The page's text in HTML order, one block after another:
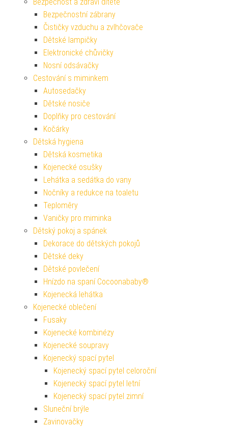
Bezpečnostní zábrany
Čističky vzduchu a zvlhčovače
Dětské lampičky
Elektronické chůvičky
Nosní odsávačky
Cestování s miminkem
Autosedačky
Dětské nosiče
Doplňky pro cestování
Kočárky
Dětská hygiena
Dětská kosmetika
Kojenecké osušky
Lehátka a sedátka do vany
Nočníky a redukce na toaletu
Teploměry
Vaničky pro miminka
Dětský pokoj a spánek
Dekorace do dětských pokojů
Dětské deky
Dětské povlečení
Hnízdo na spaní Cocoonababy®
Kojenecká lehátka
Kojenecké oblečení
Fusaky
Kojenecké kombinézy
Kojenecké soupravy
Kojenecký spací pytel
Kojenecký spací pytel celoroční
Kojenecký spací pytel letní
Kojenecký spací pytel zimní
Sluneční brýle
Zavinovačky